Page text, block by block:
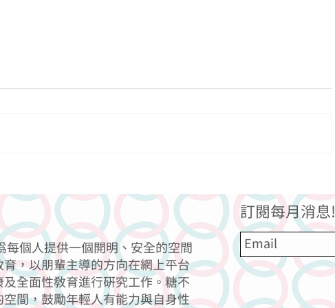
每個人提供一個開明、安全的空間
，以朋輩主導的方向在網上平台
全面性教育進行研究工作。糖不
間，鼓勵年輕人有能力與自身性
訂閱每月消息!